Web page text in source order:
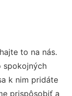
to na nás.
spokojných
k nim pridáte
prispôsobiť a